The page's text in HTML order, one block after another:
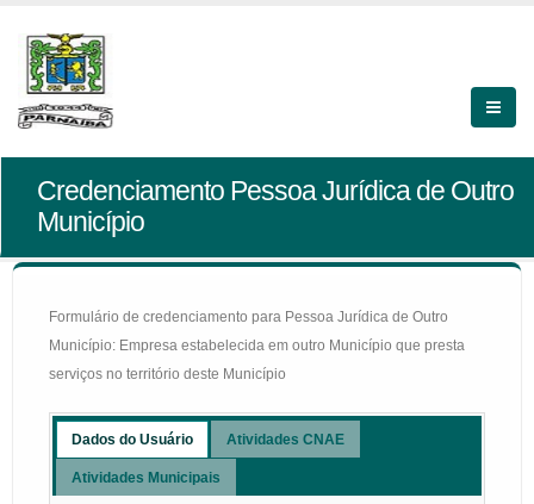
Credenciamento Pessoa Jurídica de Outro
Município
Formulário de credenciamento para Pessoa Jurídica de Outro
Município: Empresa estabelecida em outro Município que presta
serviços no território deste Município
Dados do Usuário Atividades CNAE
Atividades Municipais